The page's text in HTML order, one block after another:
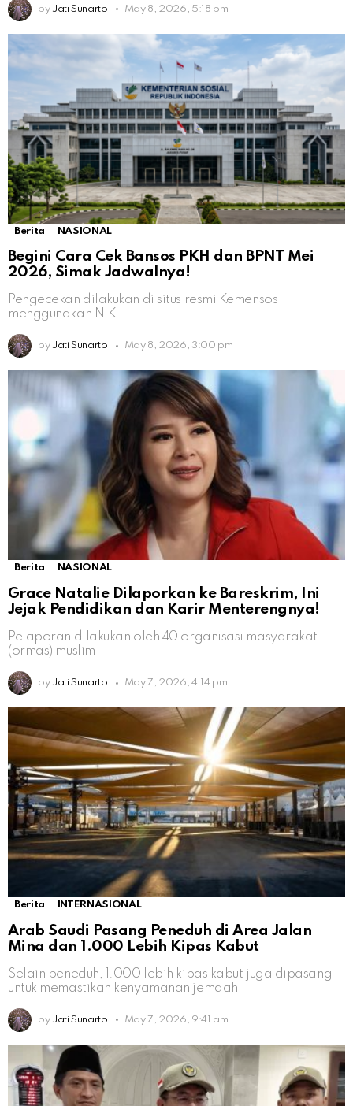
by Jati Sunarto May 8, 2026, 5:18 pm
Berita NASIONAL
Begini Cara Cek Bansos PKH dan BPNT Mei
2026, Simak Jadwalnya!
Pengecekan dilakukan di situs resmi Kemensos
menggunakan NIK
by Jati Sunarto May 8, 2026, 3:00 pm
Berita NASIONAL
Grace Natalie Dilaporkan ke Bareskrim, Ini
Jejak Pendidikan dan Karir Menterengnya!
Pelaporan dilakukan oleh 40 organisasi masyarakat
(ormas) muslim
by Jati Sunarto May 7, 2026, 4:14 pm
Berita INTERNASIONAL
Arab Saudi Pasang Peneduh di Area Jalan
Mina dan 1.000 Lebih Kipas Kabut
Selain peneduh, 1.000 lebih kipas kabut juga dipasang
untuk memastikan kenyamanan jemaah
by Jati Sunarto May 7, 2026, 9:41 am